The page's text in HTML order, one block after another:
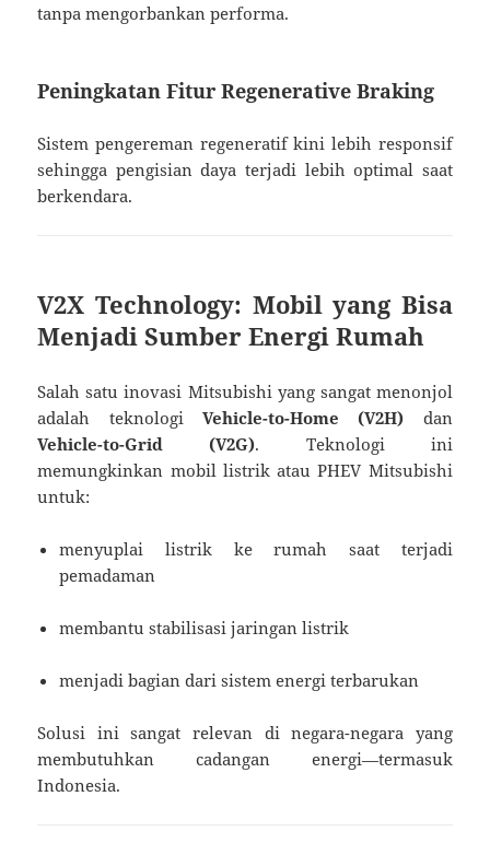
tanpa mengorbankan performa.
Peningkatan Fitur Regenerative Braking
Sistem pengereman regeneratif kini lebih responsif
sehingga pengisian daya terjadi lebih optimal saat
berkendara.
V2X Technology: Mobil yang Bisa
Menjadi Sumber Energi Rumah
Salah satu inovasi Mitsubishi yang sangat menonjol
adalah teknologi Vehicle-to-Home (V2H) dan
Vehicle-to-Grid (V2G). Teknologi ini
memungkinkan mobil listrik atau PHEV Mitsubishi
untuk:
menyuplai listrik ke rumah saat terjadi
pemadaman
membantu stabilisasi jaringan listrik
menjadi bagian dari sistem energi terbarukan
Solusi ini sangat relevan di negara-negara yang
membutuhkan cadangan energi—termasuk
Indonesia.